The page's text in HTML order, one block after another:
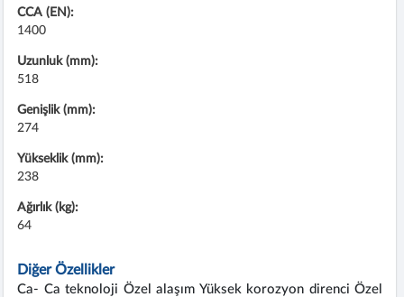
CCA (EN):
1400
Uzunluk (mm):
518
Genişlik (mm):
274
Yükseklik (mm):
238
Ağırlık (kg):
64
Diğer Özellikler
Ca- Ca teknoloji Özel alaşım Yüksek korozyon direnci Özel